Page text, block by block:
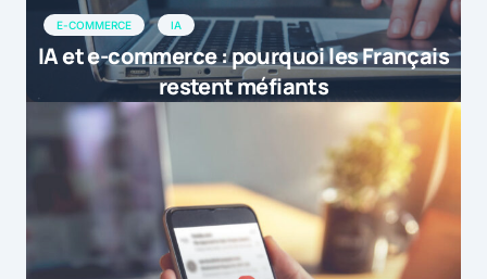
E-COMMERCE IA
IA et e-commerce : pourquoi les Français
restent méfiants